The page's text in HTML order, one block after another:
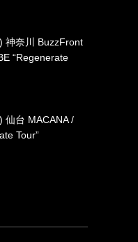
神奈川 BuzzFront
“Regenerate
仙台 MACANA /
Tour”